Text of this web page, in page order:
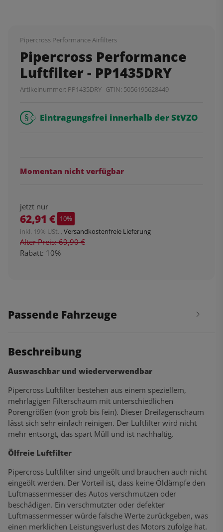
Pipercross Performance Airfilters
Pipercross Performance
Luftfilter - PP1435DRY
Artikelnummer: PP1435DRY GTIN: 5056195628449
Eintragungsfrei innerhalb der StVZO
Momentan nicht verfügbar
jetzt nur
62,91 € 10%
inkl. 19% USt. , Versandkostenfreie Lieferung
Alter Preis: 69,90 €
Rabatt: 10%
Passende Fahrzeuge
Beschreibung
Auswaschbar und wiederverwendbar
Pipercross Luftfilter bestehen aus einem speziellem,
mehrlagigen Filterschaum mit unterschiedlichen
Porengrößen (von grob bis fein). Dieser Dreilagenschaum
lässt sich sehr einfach reinigen. Der Luftfilter wird nicht
mehr entsorgt, das spart Müll und ist nachhaltig.
Ölfreie Luftfilter
Pipercross Luftfilter sind ungeölt und brauchen auch nicht
eingeölt werden. Der Vorteil ist, dass keine Öldämpfe den
Luftmassenmesser des Autos verschmutzen oder
beschädigen. Ein verschmutzter oder defekter
Luftmassenmesser würde falsche Werte zurückgeben, was
einen merklichen Leistungsverlust des Motors zufolge hat.